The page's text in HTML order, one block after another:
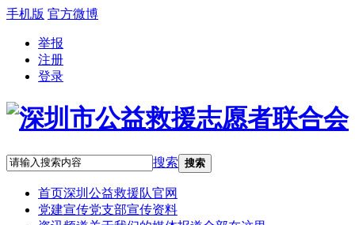
手机版 官方微博
举报
注册
登录
搜索 搜索
首页深圳公益救援队官网
党建宣传党支部宣传资料